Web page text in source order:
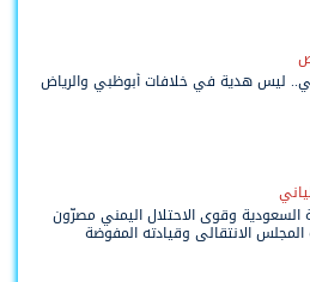
ليس هدية في خلافات أبوظبي والرياض
السعودية وقوى الاحتلال اليمني مصرّون
الانتقالي وقيادته المفوضة